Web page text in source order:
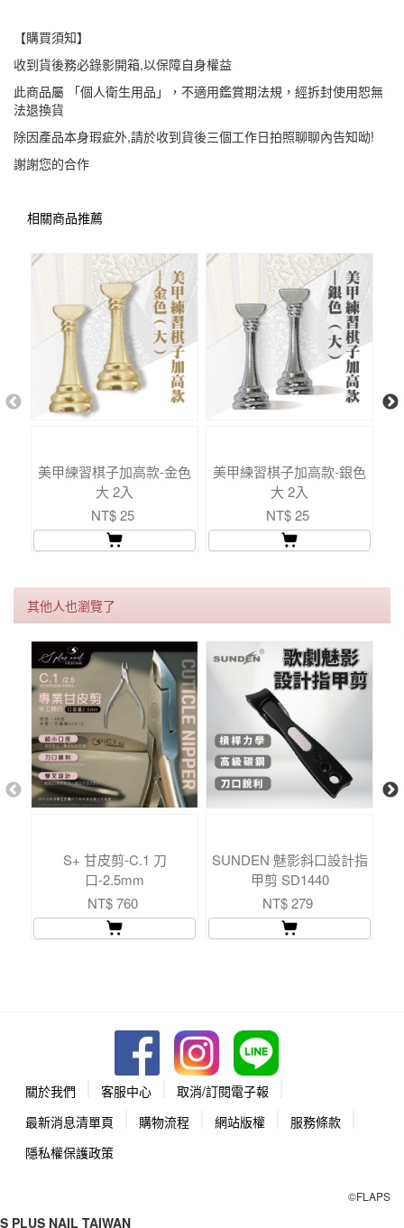
【購買須知】
收到貨後務必錄影開箱,以保障自身權益
此商品屬 「個人衛生用品」，不適用鑑賞期法規，經拆封使用恕無
法退換貨
除因產品本身瑕疵外,請於收到貨後三個工作日拍照聊聊內告知呦!
謝謝您的合作
相關商品推薦
美甲練習棋子加高款-金色
大 2入
NT$ 25
美甲練習棋子加高款-銀色
大 2入
NT$ 25
其他人也瀏覽了
S+ 甘皮剪-C.1 刀
口-2.5mm
NT$ 760
SUNDEN 魅影斜口設計指
甲剪 SD1440
NT$ 279
關於我們 客服中心
取消/訂閱電子報
最新消息清單頁
購物流程 網站版權
服務條款
隱私權保護政策
©FLAPS
S PLUS NAIL TAIWAN